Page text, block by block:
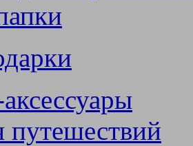
путешествий